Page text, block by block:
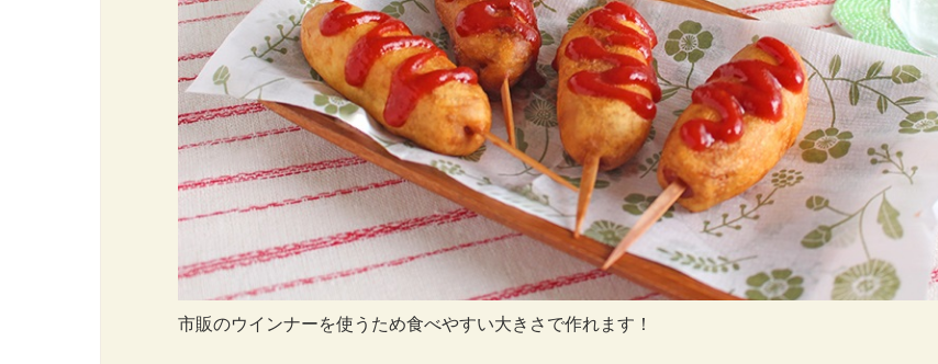
市販のウインナーを使うため食べやすい大きさで作れます！